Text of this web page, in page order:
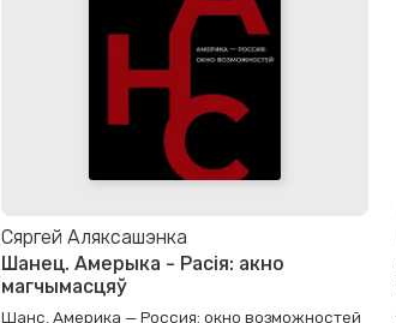
Сяргей Аляксашэнка
Шанец. Амерыка - Расія: акно
магчымасцяў
Шанс. Америка — Россия: окно возможностей